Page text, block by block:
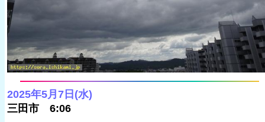
2025年5月7日(水)
三田市 6:06